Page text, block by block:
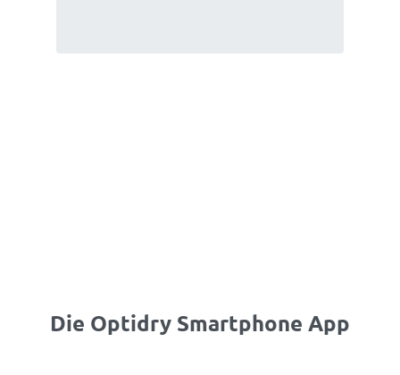
Die Optidry Smartphone App